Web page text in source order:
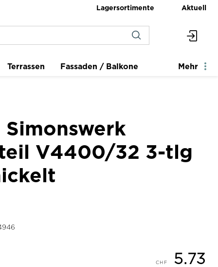
Lagersortimente Aktuell
Terrassen Fassaden / Balkone Mehr
V4400/32 3-tlg
5.73